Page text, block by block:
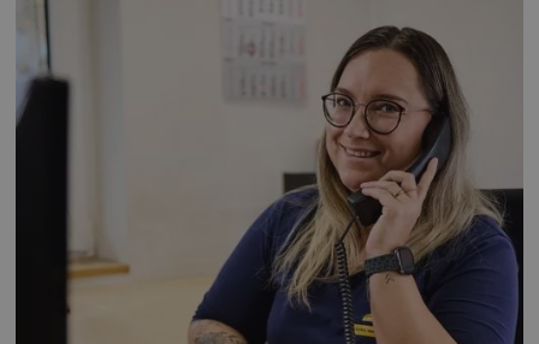
Funktionalität
ALLE AKZEPTIEREN
ALLE ABLEHNEN
COOKIE-DETAILS EINSEHEN